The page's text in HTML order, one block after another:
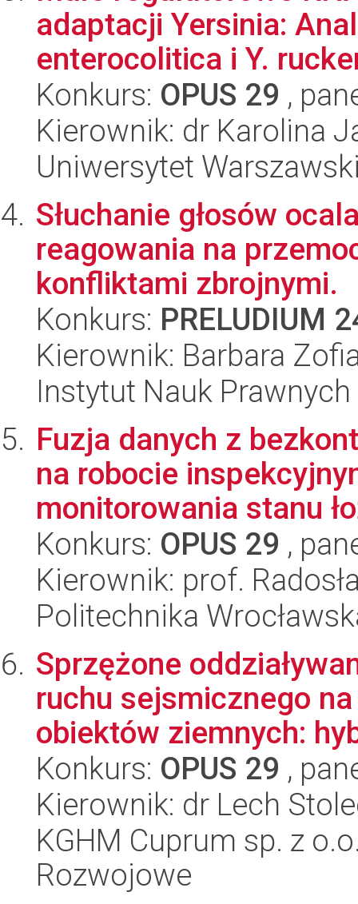
adaptacji Yersinia:
enterocolitica i Y.
Konkurs: OPUS 29 ,
Kierownik: dr Karolina
Uniwersytet
Słuchanie głosów
reagowania na
konfliktami zbrojnymi.
Konkurs: PRELUDIUM
Kierownik: Barbara
Instytut Nauk Prawnych
Fuzja danych z
na robocie
monitorowania stanu
Konkurs: OPUS 29 ,
Kierownik: prof.
Politechnika
Sprzężone
ruchu sejsmicznego
obiektów ziemnych:
Konkurs: OPUS 29 ,
Kierownik: dr Lech
KGHM Cuprum sp. z
Rozwojowe